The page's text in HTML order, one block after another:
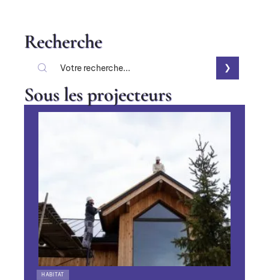
Recherche
Sous les projecteurs
HABITAT